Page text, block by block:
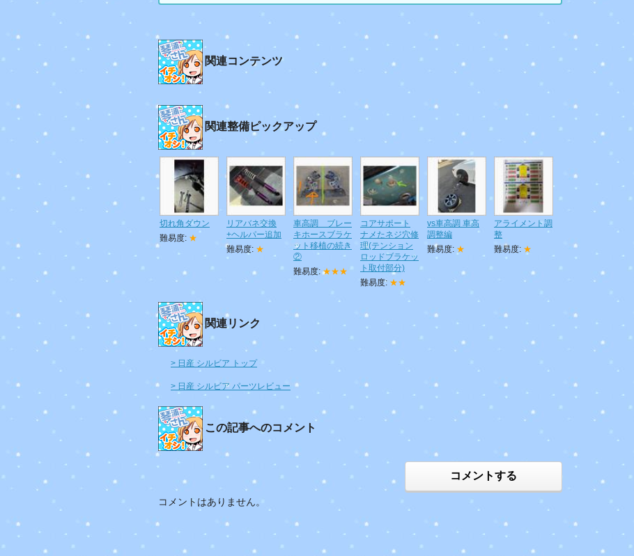
関連コンテンツ
関連整備ピックアップ
切れ角ダウン
難易度: ★
リアバネ交換
+ヘルパー追加
難易度: ★
車高調 ブレー
キホースブラケ
ット移植の続き
②
難易度: ★★★
コアサポート
ナメたネジ穴修
理(テンション
ロッドブラケッ
ト取付部分)
難易度: ★★
vs車高調 車高
調整編
難易度: ★
アライメント調
整
難易度: ★
関連リンク
> 日産 シルビア トップ
> 日産 シルビア パーツレビュー
この記事へのコメント
コメントする
コメントはありません。